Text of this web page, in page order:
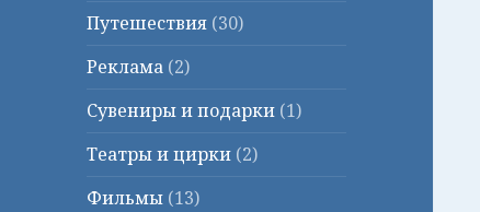
Путешествия (30)
Реклама (2)
Сувениры и подарки (1)
Театры и цирки (2)
Фильмы (13)